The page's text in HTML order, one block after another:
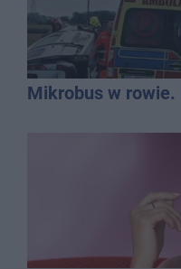
Mikrobus w